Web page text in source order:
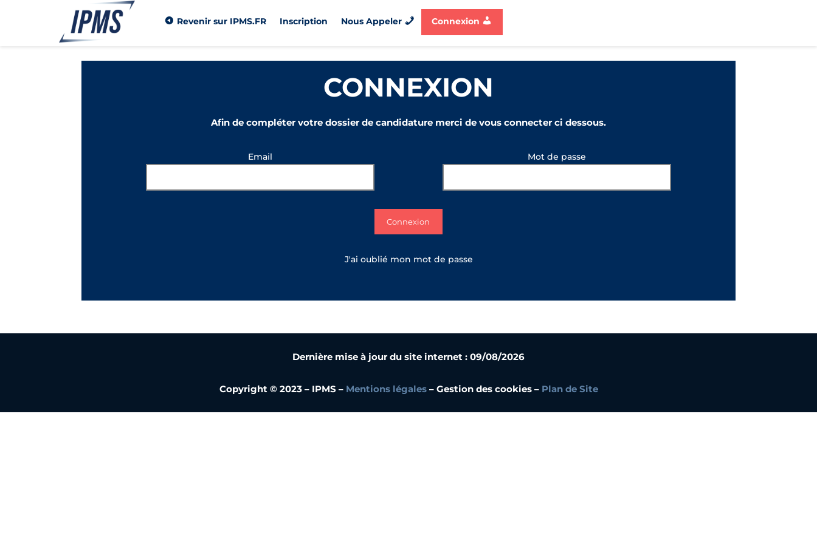
Revenir sur IPMS.FR Inscription Nous Appeler Connexion
CONNEXION
Afin de compléter votre dossier de candidature merci de vous connecter ci dessous.
Email Mot de passe
J'ai oublié mon mot de passe
Dernière mise à jour du site internet : 09/08/2026
Copyright © 2023 – IPMS – Mentions légales– Gestion des cookies – Plan de Site